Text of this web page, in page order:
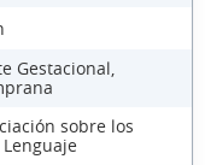
Gestacional,
sobre los